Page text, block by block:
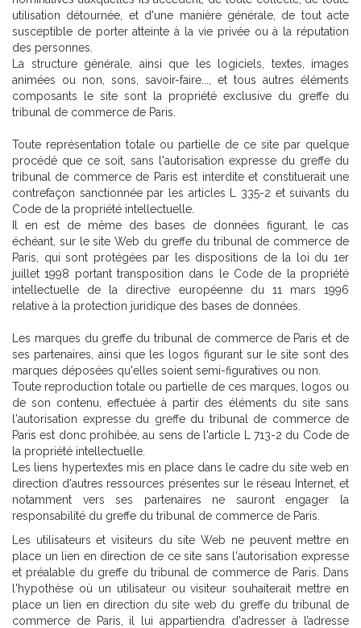
utilisation détournée, et d'une manière générale, de tout acte
susceptible de porter atteinte à la vie privée ou à la réputation
des personnes.
La structure générale, ainsi que les logiciels, textes, images
animées ou non, sons, savoir-faire..., et tous autres éléments
composants le site sont la propriété exclusive du greffe du
tribunal de commerce de Paris.
Toute représentation totale ou partielle de ce site par quelque
procédé que ce soit, sans l'autorisation expresse du greffe du
tribunal de commerce de Paris est interdite et constituerait une
contrefaçon sanctionnée par les articles L 335-2 et suivants du
Code de la propriété intellectuelle.
Il en est de même des bases de données figurant, le cas
échéant, sur le site Web du greffe du tribunal de commerce de
Paris, qui sont protégées par les dispositions de la loi du 1er
juillet 1998 portant transposition dans le Code de la propriété
intellectuelle de la directive européenne du 11 mars 1996
relative à la protection juridique des bases de données.
Les marques du greffe du tribunal de commerce de Paris et de
ses partenaires, ainsi que les logos figurant sur le site sont des
marques déposées qu'elles soient semi-figuratives ou non.
Toute reproduction totale ou partielle de ces marques, logos ou
de son contenu, effectuée à partir des éléments du site sans
l'autorisation expresse du greffe du tribunal de commerce de
Paris est donc prohibée, au sens de l'article L 713-2 du Code de
la propriété intellectuelle.
Les liens hypertextes mis en place dans le cadre du site web en
direction d'autres ressources présentes sur le réseau Internet, et
notamment vers ses partenaires ne sauront engager la
responsabilité du greffe du tribunal de commerce de Paris.
Les utilisateurs et visiteurs du site Web ne peuvent mettre en
place un lien en direction de ce site sans l'autorisation expresse
et préalable du greffe du tribunal de commerce de Paris. Dans
l'hypothèse où un utilisateur ou visiteur souhaiterait mettre en
place un lien en direction du site web du greffe du tribunal de
commerce de Paris, il lui appartiendra d'adresser à l’adresse